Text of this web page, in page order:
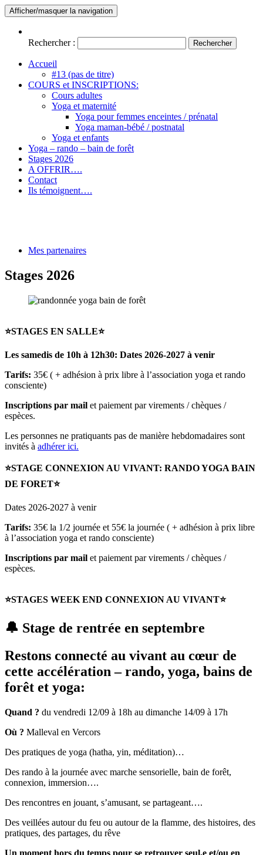
Afficher/masquer la navigation
Rechercher :
Accueil
#13 (pas de titre)
COURS et INSCRIPTIONS:
Cours adultes
Yoga et maternité
Yoga pour femmes enceintes / prénatal
Yoga maman-bébé / postnatal
Yoga et enfants
Yoga – rando – bain de forêt
Stages 2026
A OFFRIR….
Contact
Ils témoignent….
Mes partenaires
Stages 2026
⭐STAGES EN SALLE⭐
Les samedis de 10h à 12h30: Dates 2026-2027 à venir
Tarifs: 35€ ( + adhésion à prix libre à l’association yoga et rando
consciente)
Inscriptions par mail et paiement par virements / chèques /
espèces.
Les personnes ne pratiquants pas de manière hebdomadaires sont
invités à adhérer ici.
⭐STAGE CONNEXION AU VIVANT: RANDO YOGA BAIN
DE FORET⭐
Dates 2026-2027 à venir
Tarifs: 35€ la 1/2 journée et 55€ la journée ( + adhésion à prix libre
à l’association yoga et rando consciente)
Inscriptions par mail et paiement par virements / chèques /
espèces.
⭐STAGES WEEK END CONNEXION AU VIVANT⭐
🔔 Stage de rentrée en septembre
Restons connecté au vivant au cœur de
cette accélération – rando, yoga, bains de
forêt et yoga:
Quand ? du vendredi 12/09 à 18h au dimanche 14/09 à 17h
Où ? Malleval en Vercors
Des pratiques de yoga (hatha, yin, méditation)…
Des rando à la journée avec marche sensorielle, bain de forêt,
connexion, immersion….
Des rencontres en jouant, s’amusant, se partageant….
Des veillées autour du feu ou autour de la flamme, des histoires, des
pratiques, des partages, du rêve
Un moment hors du temps pour se retrouver seul.e et/ou en